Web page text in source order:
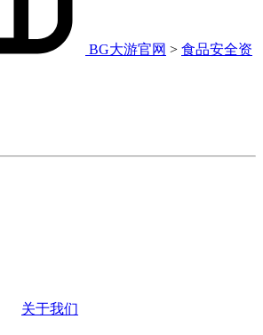
BG大游官网 > 食品安全资
关于我们